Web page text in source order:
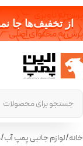
پرش به ناوبری
پرش به محتوای اصلی
از تخفیف‌ها جا
خانه/لوازم جانبی پمپ آب/